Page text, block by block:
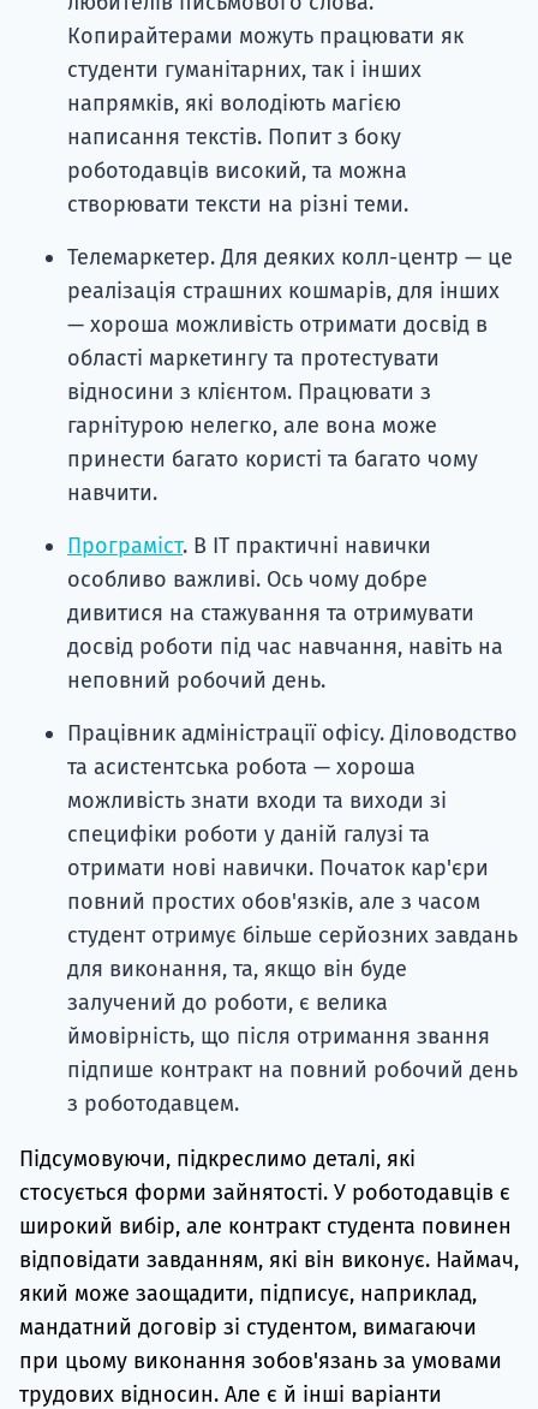
Копирайтерами можуть працювати як
студенти гуманітарних, так і інших
напрямків, які володіють магією
написання текстів. Попит з боку
роботодавців високий, та можна
створювати тексти на різні теми.
Телемаркетер. Для деяких колл-центр — це
реалізація страшних кошмарів, для інших
— хороша можливість отримати досвід в
області маркетингу та протестувати
відносини з клієнтом. Працювати з
гарнітурою нелегко, але вона може
принести багато користі та багато чому
навчити.
Програміст. В ІТ практичні навички
особливо важливі. Ось чому добре
дивитися на стажування та отримувати
досвід роботи під час навчання, навіть на
неповний робочий день.
Працівник адміністрації офісу. Діловодство
та асистентська робота — хороша
можливість знати входи та виходи зі
специфіки роботи у даній галузі та
отримати нові навички. Початок кар'єри
повний простих обов'язків, але з часом
студент отримує більше серйозних завдань
для виконання, та, якщо він буде
залучений до роботи, є велика
ймовірність, що після отримання звання
підпише контракт на повний робочий день
з роботодавцем.
Підсумовуючи, підкреслимо деталі, які
стосується форми зайнятості. У роботодавців є
широкий вибір, але контракт студента повинен
відповідати завданням, які він виконує. Наймач,
який може заощадити, підписує, наприклад,
мандатний договір зі студентом, вимагаючи
при цьому виконання зобов'язань за умовами
трудових відносин. Але є й інші варіанти